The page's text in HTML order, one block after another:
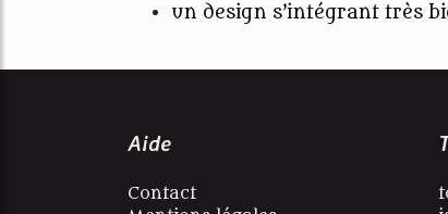
un design s’intégrant très
Aide
Contact